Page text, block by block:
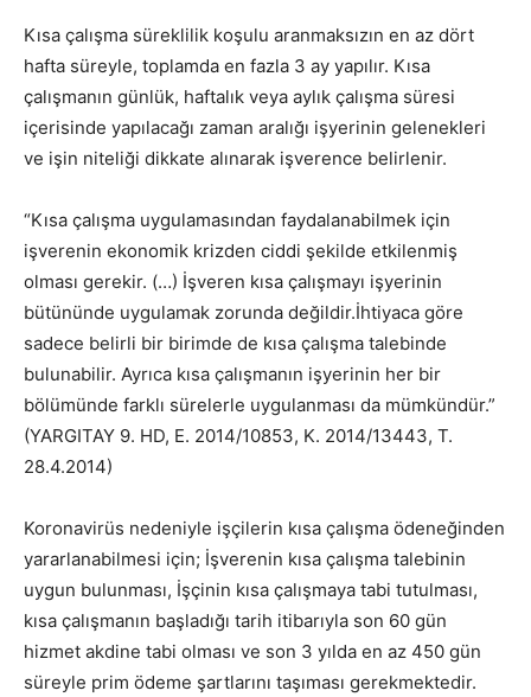
Kısa çalışma süreklilik koşulu aranmaksızın en az dört
hafta süreyle, toplamda en fazla 3 ay yapılır. Kısa
çalışmanın günlük, haftalık veya aylık çalışma süresi
içerisinde yapılacağı zaman aralığı işyerinin gelenekleri
ve işin niteliği dikkate alınarak işverence belirlenir.
“Kısa çalışma uygulamasından faydalanabilmek için
işverenin ekonomik krizden ciddi şekilde etkilenmiş
olması gerekir. (…) İşveren kısa çalışmayı işyerinin
bütününde uygulamak zorunda değildir.İhtiyaca göre
sadece belirli bir birimde de kısa çalışma talebinde
bulunabilir. Ayrıca kısa çalışmanın işyerinin her bir
bölümünde farklı sürelerle uygulanması da mümkündür.”
(YARGITAY 9. HD, E. 2014/10853, K. 2014/13443, T.
28.4.2014)
Koronavirüs nedeniyle işçilerin kısa çalışma ödeneğinden
yararlanabilmesi için; İşverenin kısa çalışma talebinin
uygun bulunması, İşçinin kısa çalışmaya tabi tutulması,
kısa çalışmanın başladığı tarih itibarıyla son 60 gün
hizmet akdine tabi olması ve son 3 yılda en az 450 gün
süreyle prim ödeme şartlarını taşıması gerekmektedir.